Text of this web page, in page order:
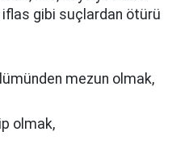
gibi suçlardan ötürü
mezun olmak,
olmak,